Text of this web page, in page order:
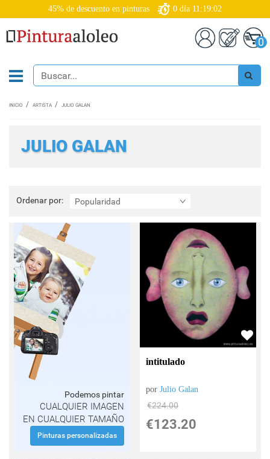
45% de descuento en pinturas 0 día 11:19:00
0
INICIO ARTISTA JULIO GALAN
JULIO GALAN
Ordenar por: Popularidad
Ordenar
por:
Podemos pintar
CUALQUIER IMAGEN
EN CUALQUIER TAMAÑO
Pinturas personalizadas
intitulado
porJulio Galan
€224.00
€123.20